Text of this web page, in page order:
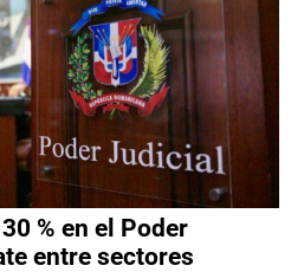
% en el Poder
entre sectores